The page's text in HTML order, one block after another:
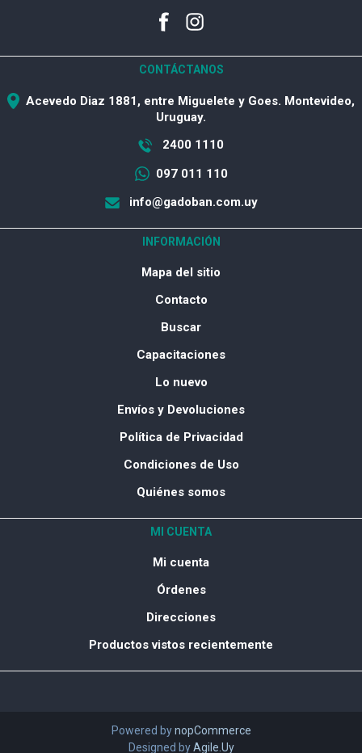
CONTÁCTANOS
Acevedo Diaz 1881, entre Miguelete y Goes. Montevideo,
Uruguay.
2400 1110
097 011 110
info@gadoban.com.uy
INFORMACIÓN
Mapa del sitio
Contacto
Buscar
Capacitaciones
Lo nuevo
Envíos y Devoluciones
Política de Privacidad
Condiciones de Uso
Quiénes somos
MI CUENTA
Mi cuenta
Órdenes
Direcciones
Productos vistos recientemente
Powered bynopCommerce
Designed byAgile.Uy